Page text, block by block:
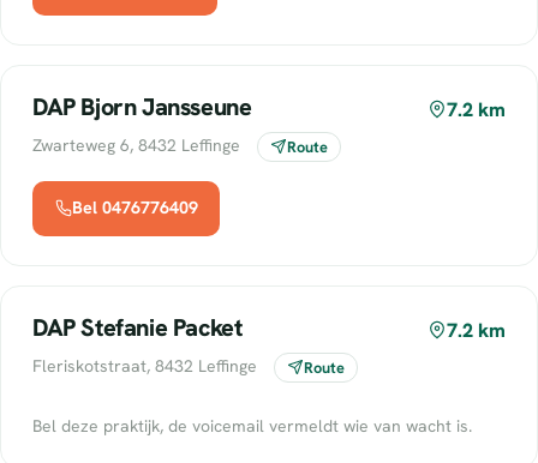
DAP Bjorn Jansseune 7.2 km
Zwarteweg 6, 8432 Leffinge Route
Bel 0476776409
DAP Stefanie Packet 7.2 km
Fleriskotstraat, 8432 Leffinge Route
Bel deze praktijk, de voicemail vermeldt wie van wacht is.